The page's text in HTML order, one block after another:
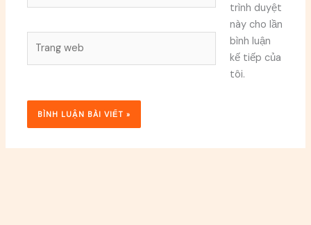
trình duyệt
này cho lần
bình luận
kế tiếp của
tôi.